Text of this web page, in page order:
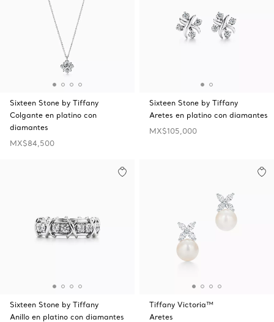
Sixteen Stone by Tiffany
Colgante en platino con
diamantes
MX$84,500
Sixteen Stone by Tiffany
Aretes en platino con diamantes
MX$105,000
Sixteen Stone by Tiffany
Anillo en platino con diamantes
Tiffany Victoria™
Aretes